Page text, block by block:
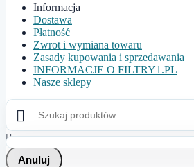
Informacja
Dostawa
Płatność
Zwrot i wymiana towaru
Zasady kupowania i sprzedawania
INFORMACJE O FILTRY1.PL
Nasze sklepy


Anuluj